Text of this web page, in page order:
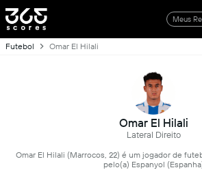
Meus
Futebol Omar El Hilali
Omar El Hilali
Lateral Direito
Omar El Hilali (Marrocos, 22) é um jogador de
pelo(a) Espanyol